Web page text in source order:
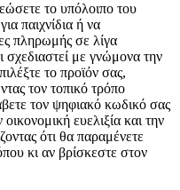
το υπόλοιπο του
παιχνίδια ή να
πληρωμής σε λίγα
με γνώμονα την
το προϊόν σας,
τον τοπικό τρόπο
τον ψηφιακό κωδικό σας
ευελιξία και την
ότι θα παραμένετε
κι αν βρίσκεστε στον